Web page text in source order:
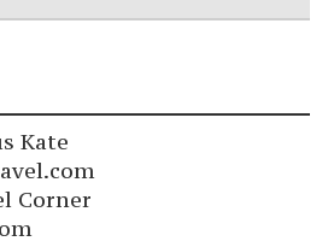
Kate
Corner